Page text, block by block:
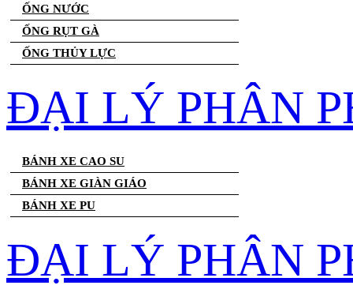
ỐNG NƯỚC
ỐNG RỤT GÀ
ỐNG THỦY LỰC
ĐẠI LÝ PHÂN
BÁNH XE CAO SU
BÁNH XE GIÀN GIÁO
BÁNH XE PU
ĐẠI LÝ PHÂN